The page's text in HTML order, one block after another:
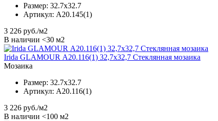
Размер: 32.7x32.7
Артикул: А20.145(1)
3 226 руб./м2
В наличии <30 м2
Irida GLAMOUR А20.116(1) 32,7x32,7 Стеклянная мозаика
Мозаика
Размер: 32.7x32.7
Артикул: А20.116(1)
3 226 руб./м2
В наличии <100 м2